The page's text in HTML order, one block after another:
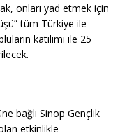
onları yad etmek için
tüm Türkiye ile
katılımı ile 25
bağlı Sinop Gençlik
etkinlikle